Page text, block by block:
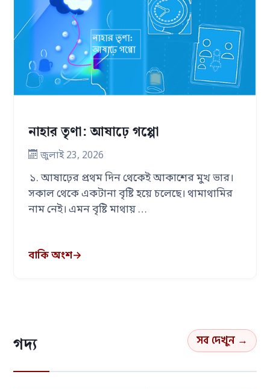
নাহার তৃণা: আষাঢ়ে গপ্পো
জুলাই 23, 2026
১. আষাঢ়ের প্রথম দিন থেকেই আকাশের মুখ ভার।
সকাল থেকে একটানা বৃষ্টি হয়ে চলেছে। থামাথামির
নাম নেই। এমন বৃষ্টি মাথায় …
বাকি অংশ→
গদ্য সব দেখুন →